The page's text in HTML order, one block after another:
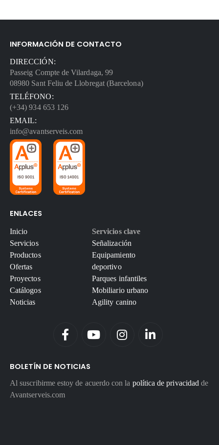
INFORMACIÓN DE CONTACTO
DIRECCIÓN:
Passeig Compte de Vilardaga, 99
08980 Sant Feliu de Llobregat (Barcelona)
TELÉFONO:
(+34) 934 653 126
EMAIL:
info@avantserveis.com
ENLACES
Inicio
Servicios
Productos
Ofertas
Proyectos
Catálogos
Noticias
Servicios clave
Señalización
Equipamiento
deportivo
Parques infantiles
Mobiliario urbano
Agility canino
BOLETÍN DE NOTICIAS
Al suscribirme estoy de acuerdo con la política de privacidad de
Avantserveis.com